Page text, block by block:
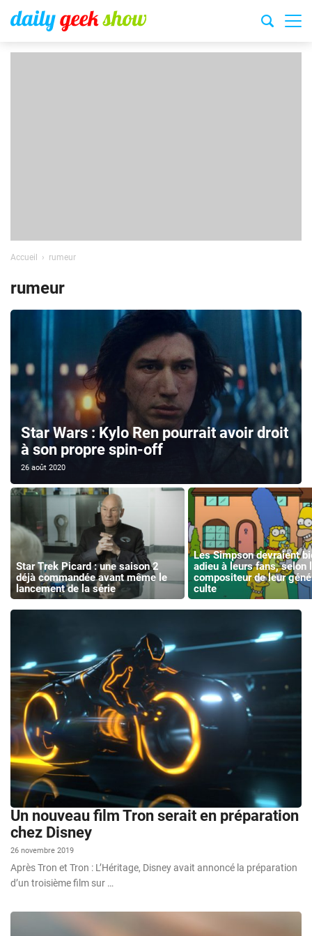
Accueil rumeur
rumeur
Star Wars : Kylo Ren pourrait avoir droit
à son propre spin-off
26 août 2020
Star Trek Picard : une saison 2
déjà commandée avant même le
lancement de la série
Les Simpson devraient
adieu à leurs fans, selon
compositeur de leur
culte
Un nouveau film Tron serait en préparation
chez Disney
26 novembre 2019
Après Tron et Tron : L’Héritage, Disney avait annoncé la préparation
d’un troisième film sur …